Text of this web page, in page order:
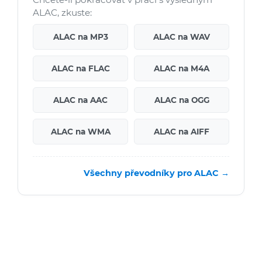
ALAC, zkuste:
ALAC na MP3 ALAC na WAV
ALAC na FLAC ALAC na M4A
ALAC na AAC ALAC na OGG
ALAC na WMA ALAC na AIFF
Všechny převodníky pro ALAC →